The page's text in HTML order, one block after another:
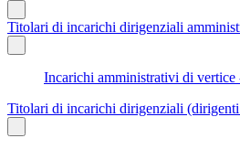
Titolari di incarichi dirigenziali
Incarichi amministrativi di vertice
Titolari di incarichi dirigenziali